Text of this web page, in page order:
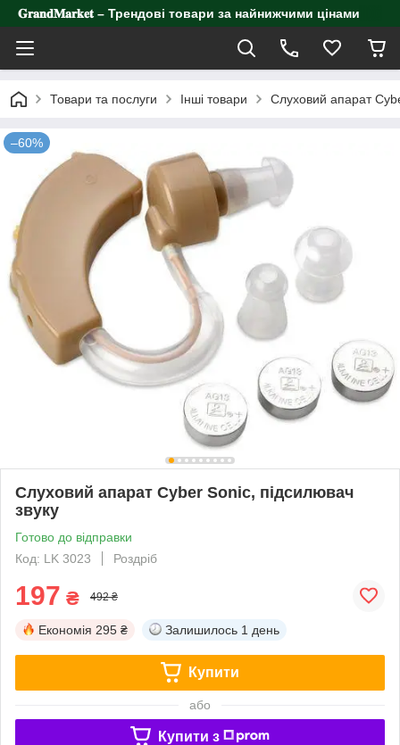
𝐆𝐫𝐚𝐧𝐝𝐌𝐚𝐫𝐤𝐞𝐭 – Трендові товари за найнижчими цінами
Товари та послуги Інші товари Слуховий апарат
–60%
Слуховий апарат Cyber Sonic, підсилювач
звуку
Готово до відправки
Код: LK 3023
Роздріб
197 ₴ 492 ₴
Економія 295 ₴ Залишилось 1 день
Купити
або
Купити з